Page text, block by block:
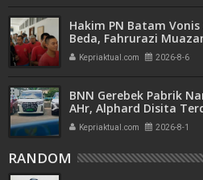
Hakim PN Batam
Beda, Fahrurazi
Azzurah dan Risma
Kepriaktual.com 2026-8-6
BNN Gerebek Pabrik
AHr, Alphard Disita
Mitra Usaha Properti
Kepriaktual.com 2026-8-1
RANDOM